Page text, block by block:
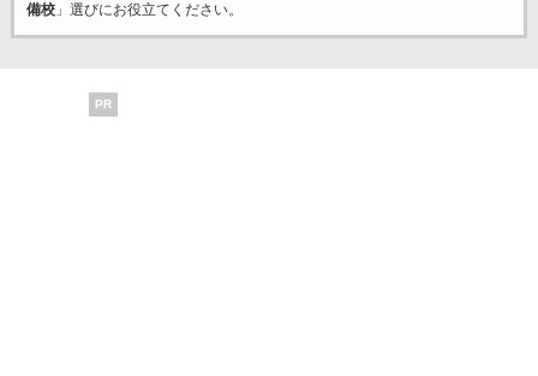
備校」選びにお役立てください。
PR